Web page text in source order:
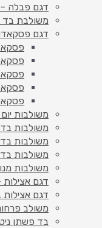
דגם פבלה – 120₪
משולבת בד
דגם פסקאדו –
משולבות יום
משולבות בד
משולבות בד
משולבות בד
משולבות
דגם אצילות –
דגם אצילות
משולב פרחוני
בד פשתן